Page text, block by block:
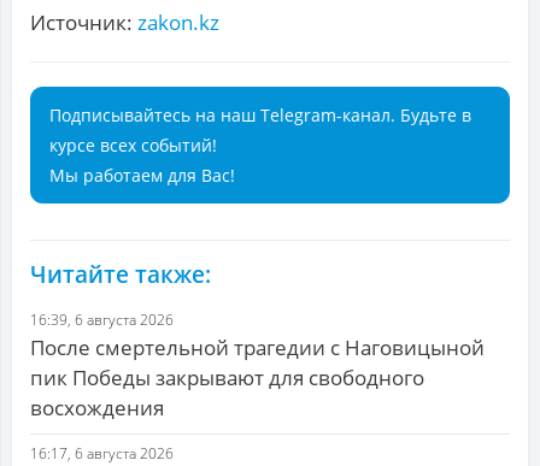
Источник: zakon.kz
Подписывайтесь на наш Telegram-канал. Будьте в
курсе всех событий!
Мы работаем для Вас!
Читайте также:
16:39, 6 августа 2026
После смертельной трагедии с Наговицыной
пик Победы закрывают для свободного
восхождения
16:17, 6 августа 2026